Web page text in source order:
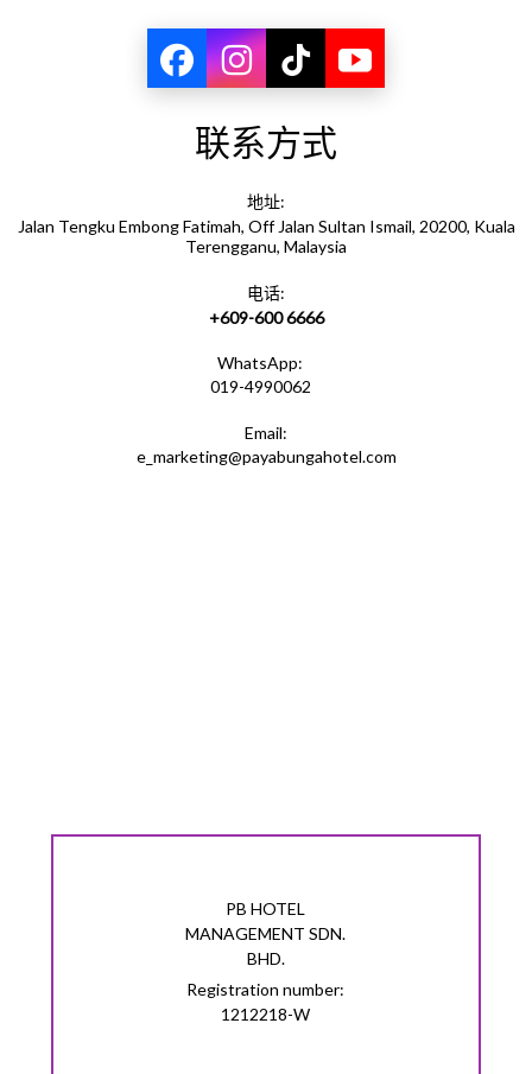
联系方式
地址:
Jalan Tengku Embong Fatimah, Off Jalan Sultan Ismail, 20200, Kuala
Terengganu, Malaysia
电话:
+609-600 6666
WhatsApp:
019-4990062
Email:
e_marketing@payabungahotel.com
PB HOTEL
MANAGEMENT SDN.
BHD.
Registration number:
1212218-W